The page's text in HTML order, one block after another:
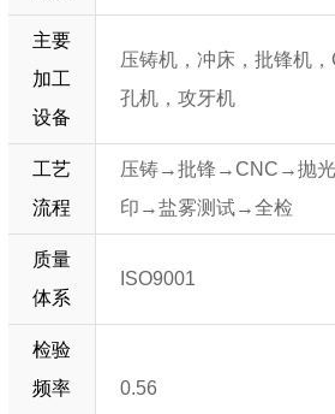
主要
加工
设备
压铸机，冲床，批锋机
孔机，攻牙机
工艺
流程
压铸→批锋→CNC→抛
印 →盐雾测试→全检
质量
体系
ISO9001
检验
频率
0.56